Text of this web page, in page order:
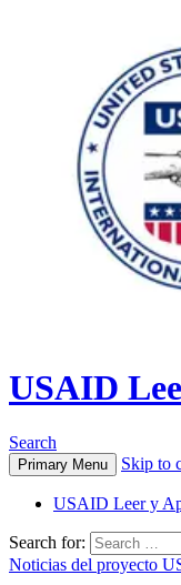
USAID
Search
Primary Menu Skip to
USAID Leer y
Search for:
Noticias del proyecto